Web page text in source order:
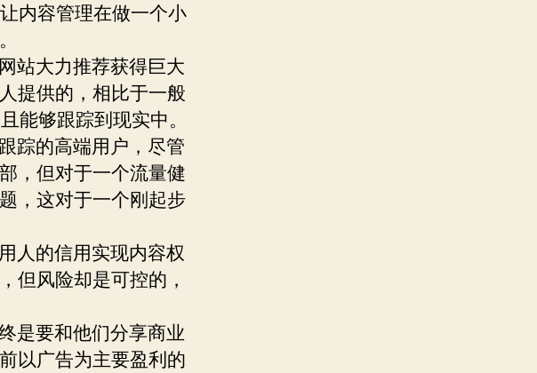
内容管理在做一个小
站大力推荐获得巨大
提供的，相比于一般
能够跟踪到现实中。
踪的高端用户，尽管
，但对于一个流量健
，这对于一个刚起步
人的信用实现内容权
但风险却是可控的，
是要和他们分享商业
以广告为主要盈利的